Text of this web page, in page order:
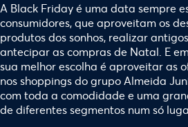
A Black Friday é uma data sempre
consumidores, que aproveitam os
produtos dos sonhos, realizar
antecipar as compras de Natal. E
sua melhor escolha é aproveitar as
nos shoppings do grupo Almeida
com toda a comodidade e uma
de diferentes segmentos num só